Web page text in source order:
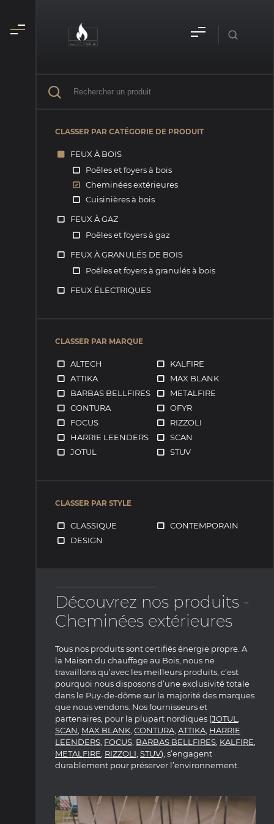
CLASSER PAR CATÉGORIE DE PRODUIT
FEUX À BOIS
Poêles et foyers à bois
Cheminées extérieures
Cuisinières à bois
FEUX À GAZ
Poêles et foyers à gaz
FEUX À GRANULÉS DE BOIS
Poêles et foyers à granulés à bois
FEUX ÉLECTRIQUES
CLASSER PAR MARQUE
ALTECH
ATTIKA
BARBAS BELLFIRES
CONTURA
FOCUS
HARRIE LEENDERS
JOTUL
KALFIRE
MAX BLANK
METALFIRE
OFYR
RIZZOLI
SCAN
STUV
CLASSER PAR STYLE
CLASSIQUE
CONTEMPORAIN
DESIGN
Découvrez nos produits -
Cheminées extérieures
Tous nos produits sont certifiés énergie propre. A
la Maison du chauffage au Bois, nous ne
travaillons qu’avec les meilleurs produits, c’est
pourquoi nous disposons d’une exclusivité totale
dans le Puy-de-dôme sur la majorité des marques
que nous vendons. Nos fournisseurs et
partenaires, pour la plupart nordiques (JOTUL
SCAN MAX BLANK CONTURA ATTIKA HARRIE
LEENDERS FOCUS BARBAS BELLFIRES KALFIRE
METALFIRE RIZZOLI STUV), s’engagent
durablement pour préserver l’environnement.